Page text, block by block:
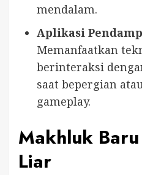
mendalam.
Aplikasi
Memanfaatkan
berinteraksi
saat bepergian
gameplay.
Makhluk
Liar